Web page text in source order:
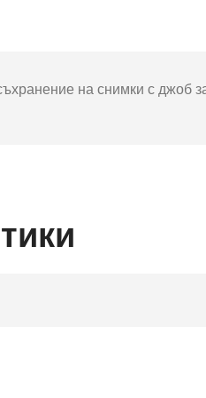
на снимки с джоб